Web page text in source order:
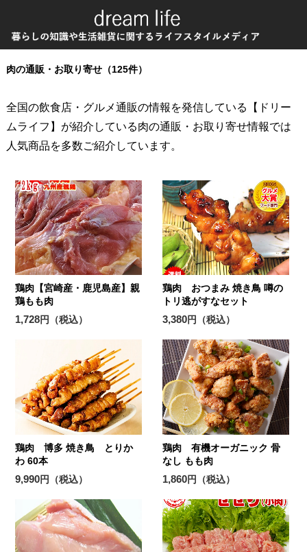
肉の通販・お取り寄せ（125件）
全国の飲食店・グルメ通販の情報を発信している【ドリー
ムライフ】が紹介している肉の通販・お取り寄せ情報では
人気商品を多数ご紹介しています。
鶏肉【宮崎産・鹿児島産】親
鶏もも肉
1,728円（税込）
鶏肉 おつまみ 焼き鳥 噂の
トリ逃がすなセット
3,380円（税込）
鶏肉 博多 焼き鳥 とりか
わ 60本
9,990円（税込）
鶏肉 有機オーガニック 骨
なし もも肉
1,860円（税込）